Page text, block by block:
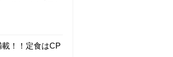
載！！定食はCP